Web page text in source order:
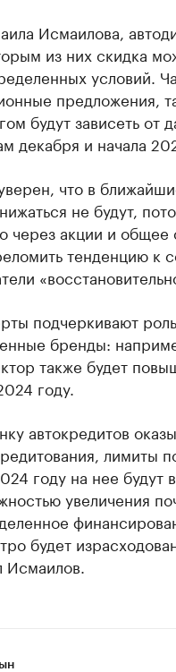
Исмаилова,
из них скидка
условий.
предложения,
будут зависеть от
декабря и начала
что в
не будут,
через акции и
тенденцию к
подчеркивают
бренды:
также будет
году.
автокредитов
лимиты
году на нее
увеличения
будет